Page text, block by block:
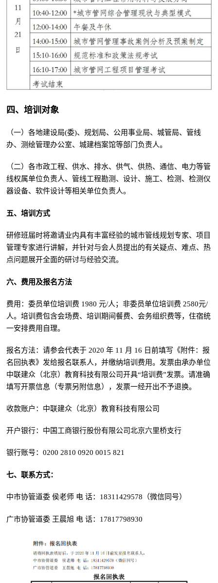
四、培训对象
（一）各地建设局(委)、规划局、公用事业局、城管局、管线
办、测绘管理办公室、城建档案馆等部门负责人。
（二）各市政工程、供水、排水、供气、供热、通信、电力等管
线权属单位负责人、管线工程勘测、设计、施工、检测、检测仪
器设备、软件设计等相关单位负责人。
五、培训方式
研修班届时将邀请业内具有丰富经验的城市管线规划专家、项目
管理专家进行讲解，并针对与会人员提出的有关疑点、难点、热
点问题展开全面的研讨与经验交流。
六、费用及报名方法
费用：委员单位培训费 1980 元/人；非委员单位培训费 2580元/
人。培训费包含会场费、培训期间餐费、会务组织费等，住宿统
一安排费用自理。
报名方法：请参会代表于 2020 年 11 月 16 日前填写《附件：报
名回执表》发给报名联系人，并缴纳培训费用。发票由承办单位
中联建众（北京）教育科技有限公司开具“培训费”发票。请准确
填写开票信息（专票另附信息），发票一经开出不予退换。
收款账户：中联建众（北京）教育科技有限公司
开户银行：中国工商银行股份有限公司北京六里桥支行
银行账号：0200 2810 0920 0015 821
七、联系方式：
中市协管道委 侯老师 电 话：18311429578（微信同号）
广市协管道委 王晨旭 电 话：17817798930